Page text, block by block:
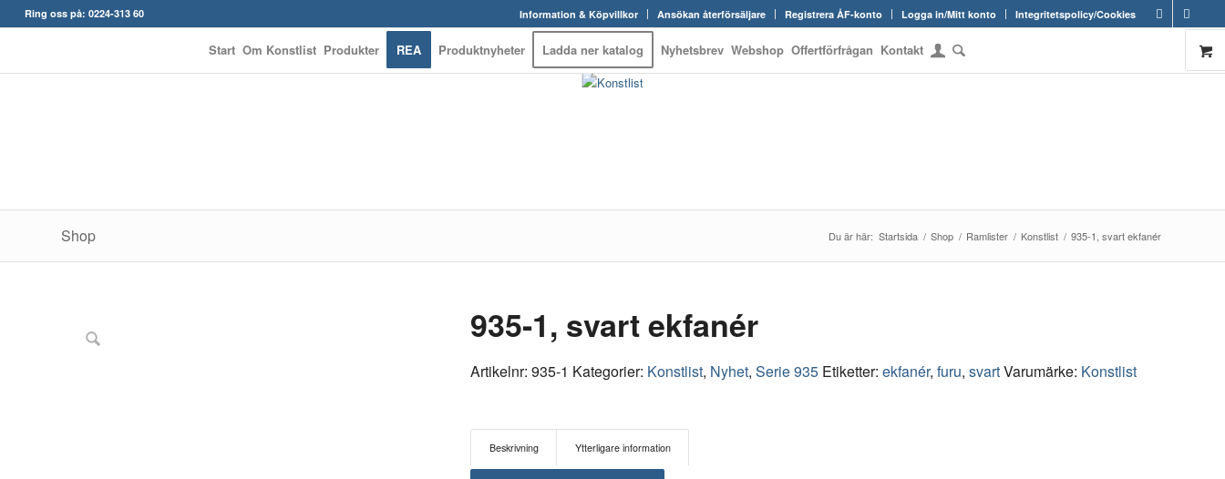
Information & Köpvillkor Ansökan återförsäljare Registrera ÅF-konto Logga in/Mitt konto Integritetspolicy/Cookies
Ring oss på: 0224-313 60
Start Om Konstlist Produkter REA Produktnyheter Ladda ner katalog Nyhetsbrev Webshop Offertförfrågan Kontakt
Shop Du är här: Startsida / Shop / Ramlister / Konstlist / 935-1, svart ekfanér
935-1, svart ekfanér
Artikelnr:935-1 Kategorier: Konstlist, Nyhet,Serie 935 Etiketter:ekfanér,furu,svartVarumärke: Konstlist
Beskrivning Ytterligare information